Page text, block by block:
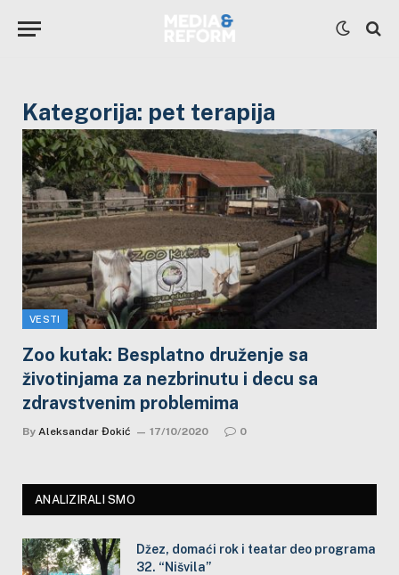
Kategorija: pet terapija
VESTI
Zoo kutak: Besplatno druženje sa
životinjama za nezbrinutu i decu sa
zdravstvenim problemima
By Aleksandar Đokić 17/10/2020 0
ANALIZIRALI SMO
Džez, domaći rok i teatar deo programa
32. “Nišvila”